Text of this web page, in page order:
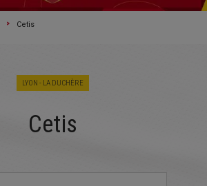
Cetis
LYON - LA DUCHÈRE
Cetis